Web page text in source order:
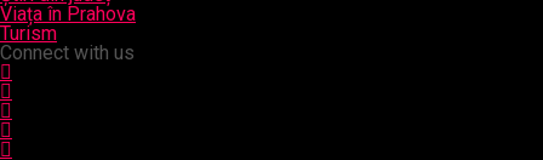
Viața în Prahova
Turism
Connect with us